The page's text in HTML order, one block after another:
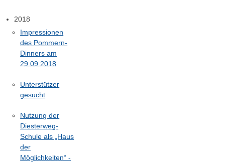
2018
Impressionen
des Pommern-
Dinners am
29.09.2018
Unterstützer
gesucht
Nutzung der
Diesterweg-
Schule als „Haus
der
Möglichkeiten“ -